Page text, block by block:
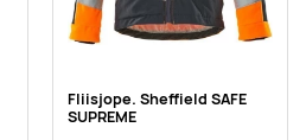
Fliisjope. Sheffield SAFE
SUPREME